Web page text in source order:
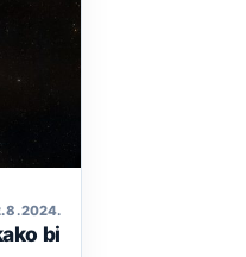
8. 2024.
bi